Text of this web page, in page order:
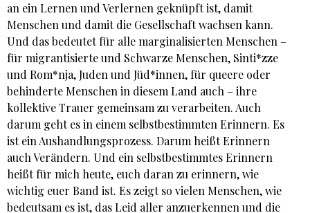
an ein Lernen und Verlernen geknüpft ist, damit
Menschen und damit die Gesellschaft wachsen kann.
Und das bedeutet für alle marginalisierten Menschen –
für migrantisierte und Schwarze Menschen, Sinti*zze
und Rom*nja, Juden und Jüd*innen, für queere oder
behinderte Menschen in diesem Land auch – ihre
kollektive Trauer gemeinsam zu verarbeiten. Auch
darum geht es in einem selbstbestimmten Erinnern. Es
ist ein Aushandlungsprozess. Darum heißt Erinnern
auch Verändern. Und ein selbstbestimmtes Erinnern
heißt für mich heute, euch daran zu erinnern, wie
wichtig euer Band ist. Es zeigt so vielen Menschen, wie
bedeutsam es ist, das Leid aller anzuerkennen und die